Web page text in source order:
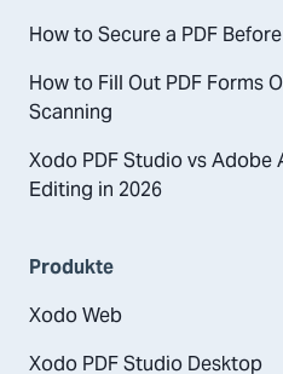
How to Secure a PDF
How to Fill Out PDF Forms
Scanning
Xodo PDF Studio vs Adobe
Editing in 2026
Produkte
Xodo Web
Xodo PDF Studio Desktop